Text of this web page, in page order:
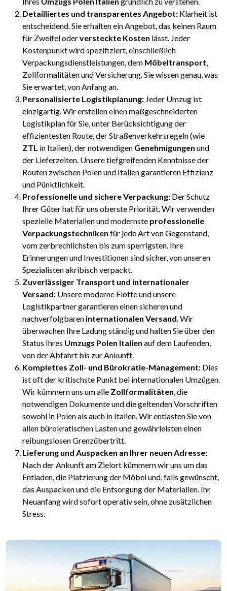
Detailliertes und transparentes Angebot: Klarheit ist
entscheidend. Sie erhalten ein Angebot, das keinen Raum
für Zweifel oderversteckte Kosten lässt. Jeder
Kostenpunkt wird spezifiziert, einschließlich
Verpackungsdienstleistungen, dem Möbeltransport,
Zollformalitäten und Versicherung. Sie wissen genau, was
Sie erwartet, von Anfang an.
Personalisierte Logistikplanung: Jeder Umzug ist
einzigartig. Wir erstellen einen maßgeschneiderten
Logistikplan für Sie, unter Berücksichtigung der
effizientesten Route, der Straßenverkehrsregeln (wie
ZTL in Italien), der notwendigen Genehmigungen und
der Lieferzeiten. Unsere tiefgreifenden Kenntnisse der
Routen zwischen Polen und Italien garantieren Effizienz
und Pünktlichkeit.
Professionelle und sichere Verpackung: Der Schutz
Ihrer Güter hat für uns oberste Priorität. Wir verwenden
spezielle Materialien und modernste professionelle
Verpackungstechniken für jede Art von Gegenstand,
vom zerbrechlichsten bis zum sperrigsten. Ihre
Erinnerungen und Investitionen sind sicher, von unseren
Spezialisten akribisch verpackt.
Zuverlässiger Transport und internationaler
Versand: Unsere moderne Flotte und unsere
Logistikpartner garantieren einen sicheren und
nachverfolgbaren internationalen Versand. Wir
überwachen Ihre Ladung ständig und halten Sie über den
Status Ihres Umzugs Polen Italien auf dem Laufenden,
von der Abfahrt bis zur Ankunft.
Komplettes Zoll- und Bürokratie-Management: Dies
ist oft der kritischste Punkt bei internationalen Umzügen.
Wir kümmern uns um alle Zollformalitäten, die
notwendigen Dokumente und die geltenden Vorschriften
sowohl in Polen als auch in Italien. Wir entlasten Sie von
allen bürokratischen Lasten und gewährleisten einen
reibungslosen Grenzübertritt.
Lieferung und Auspacken an Ihrer neuen Adresse:
Nach der Ankunft am Zielort kümmern wir uns um das
Entladen, die Platzierung der Möbel und, falls gewünscht,
das Auspacken und die Entsorgung der Materialien. Ihr
Neuanfang wird sofort operativ sein, ohne zusätzlichen
Stress.